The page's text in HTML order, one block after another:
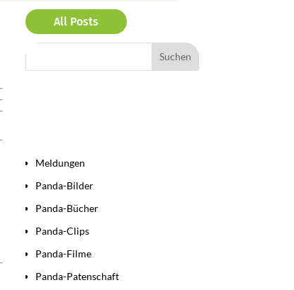
All Posts
Meldungen
Panda-Bilder
Panda-Bücher
Panda-Clips
Panda-Filme
Panda-Patenschaft